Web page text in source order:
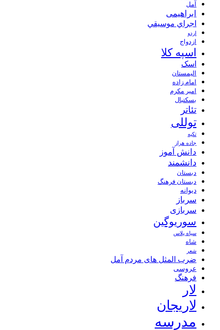
آمل
ابراهیمی
اجراي موسيقي
اردو
ازدواج
اسپه کلا
اسک
الیمستان
امام زاده
امیر مکرم
بسکتبال
تئاتر
توللی
تکیه
جاده هراز
دانش آموز
دانشمند
دبستان
دبستان فرهنگ
دیوانه
سرباز
سربازی
سوریوگین
سیاه پلاس
شاه
شعر
ضرب المثل های مردم آمل
عروسی
فرهنگ
لار
لاریجان
مدرسه